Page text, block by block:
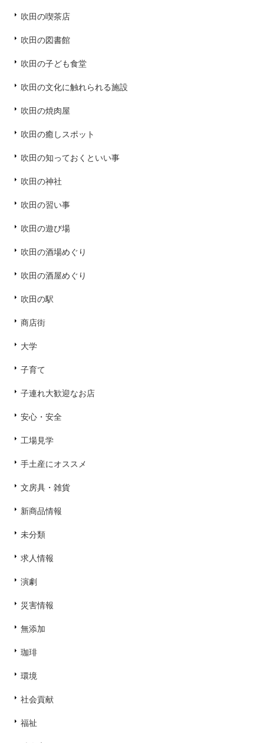
吹田の喫茶店
吹田の図書館
吹田の子ども食堂
吹田の文化に触れられる施設
吹田の焼肉屋
吹田の癒しスポット
吹田の知っておくといい事
吹田の神社
吹田の習い事
吹田の遊び場
吹田の酒場めぐり
吹田の酒屋めぐり
吹田の駅
商店街
大学
子育て
子連れ大歓迎なお店
安心・安全
工場見学
手土産にオススメ
文房具・雑貨
新商品情報
未分類
求人情報
演劇
災害情報
無添加
珈琲
環境
社会貢献
福祉